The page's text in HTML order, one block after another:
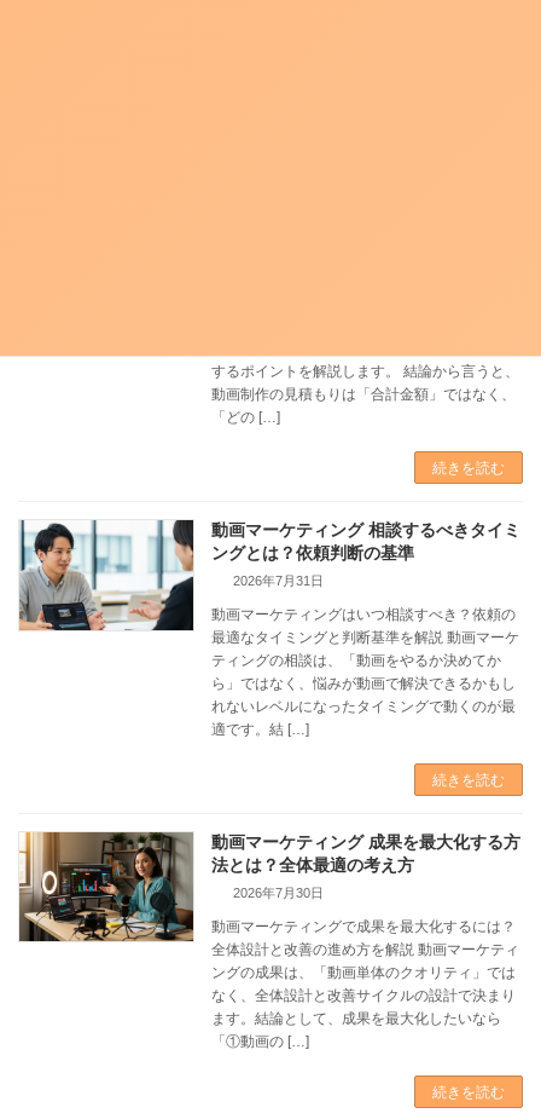
するポイントを解説します。 結論から言うと、
動画制作の見積もりは「合計金額」ではなく、
「どの […]
続きを読む
動画マーケティング 相談するべきタイミ
ングとは？依頼判断の基準
2026年7月31日
動画マーケティングはいつ相談すべき？依頼の
最適なタイミングと判断基準を解説 動画マーケ
ティングの相談は、「動画をやるか決めてか
ら」ではなく、悩みが動画で解決できるかもし
れないレベルになったタイミングで動くのが最
適です。結 […]
続きを読む
動画マーケティング 成果を最大化する方
法とは？全体最適の考え方
2026年7月30日
動画マーケティングで成果を最大化するには？
全体設計と改善の進め方を解説 動画マーケティ
ングの成果は、「動画単体のクオリティ」では
なく、全体設計と改善サイクルの設計で決まり
ます。結論として、成果を最大化したいなら
「①動画の […]
続きを読む